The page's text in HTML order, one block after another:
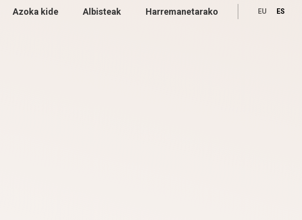
Azoka kide Albisteak Harremanetarako EU ES